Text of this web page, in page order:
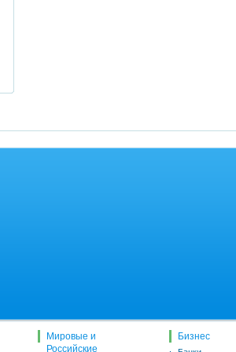
Мировые и
Российские
Бизнес